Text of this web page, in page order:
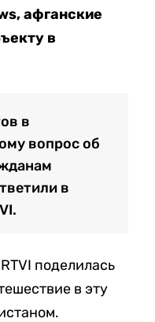
афганские
в
в
вопрос об
в
поделилась
в эту